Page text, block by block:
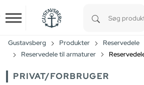
Skip to main content
Gustavsberg Produkter
Reservedele
Reservedele til armaturer
PRIVAT/FORBRUGER